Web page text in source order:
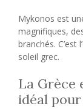
Mykonos est
magnifiques,
branchés.
soleil grec.
La Grèce
idéal